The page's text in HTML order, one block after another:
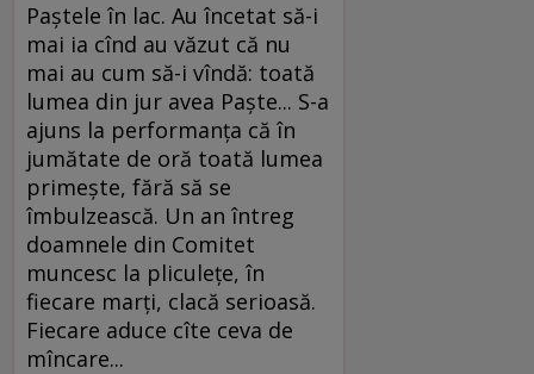
Paştele în lac. Au încetat să-i
mai ia cînd au văzut că nu
mai au cum să-i vîndă: toată
lumea din jur avea Paşte... S-a
ajuns la performanţa că în
jumătate de oră toată lumea
primeşte, fără să se
îmbulzească. Un an întreg
doamnele din Comitet
muncesc la pliculeţe, în
fiecare marţi, clacă serioasă.
Fiecare aduce cîte ceva de
mîncare...